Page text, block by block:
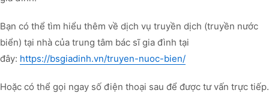
Bạn có thể tìm hiểu thêm về dịch vụ truyền dịch (truyền nước
biển) tại nhà của trung tâm bác sĩ gia đình tại
đây: https://bsgiadinh.vn/truyen-nuoc-bien/
Hoặc có thể gọi ngay số điện thoại sau để được tư vấn trực tiếp.